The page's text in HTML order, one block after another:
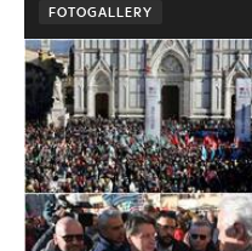
FOTOGALLERY